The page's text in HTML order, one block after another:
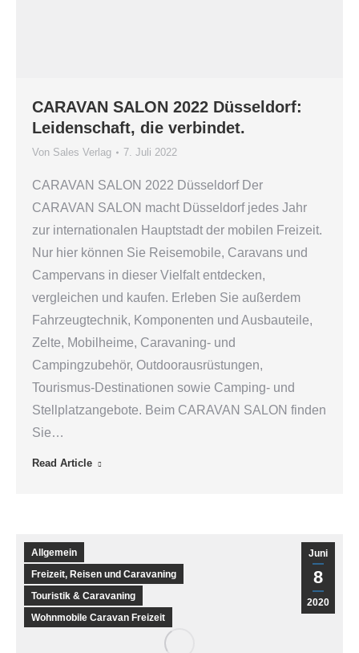
CARAVAN SALON 2022 Düsseldorf:
Leidenschaft, die verbindet.
Von Sales Verlag 7. Juli 2022
CARAVAN SALON 2022 Düsseldorf Der
CARAVAN SALON macht Düsseldorf jedes Jahr
zur internationalen Hauptstadt der mobilen Freizeit.
Nur hier können Sie Reisemobile, Caravans und
Campervans in dieser Vielfalt entdecken,
vergleichen und kaufen. Erleben Sie außerdem
Fahrzeugtechnik, Komponenten und Ausbauteile,
Zelte, Mobilheime, Caravaning- und
Campingzubehör, Outdoorausrüstungen,
Tourismus-Destinationen sowie Camping- und
Stellplatzangebote. Beim CARAVAN SALON finden
Sie…
Read Article
Juni
8
2020
Allgemein
Freizeit, Reisen und Caravaning
Touristik & Caravaning
Wohnmobile Caravan Freizeit